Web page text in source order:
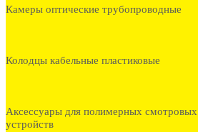
Камеры оптические трубопроводные
Колодцы кабельные пластиковые
Аксессуары для полимерных смотровых
устройств